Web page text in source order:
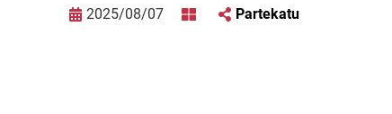
2025/08/07 Partekatu